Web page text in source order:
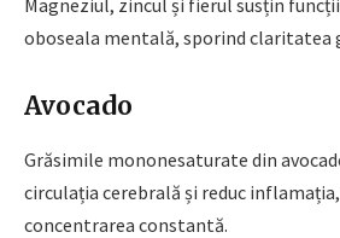
Magneziul, zincul și fierul susțin
oboseala mentală, sporind claritatea
Avocado
Grăsimile mononesaturate din
circulația cerebrală și reduc
concentrarea constantă.